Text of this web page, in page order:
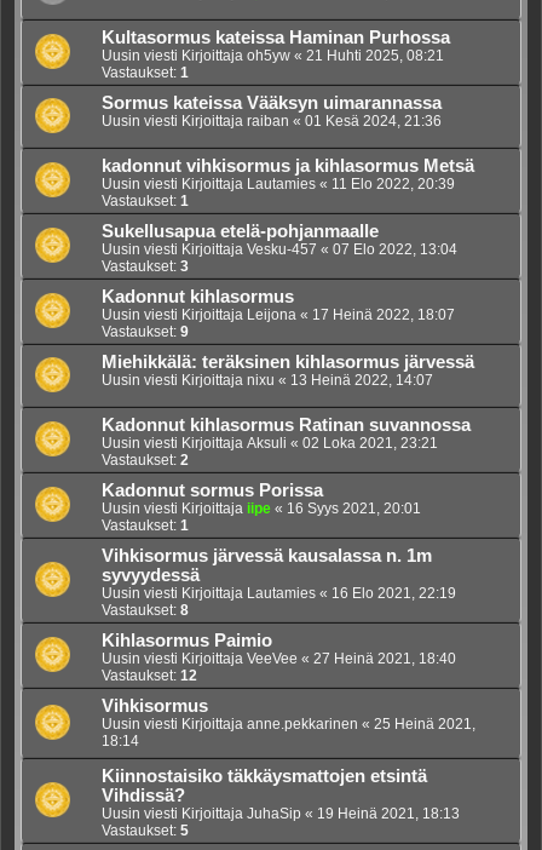
Kultasormus kateissa Haminan Purhossa
Uusin viesti Kirjoittaja oh5yw « 21 Huhti 2025, 08:21
Vastaukset: 1
Sormus kateissa Vääksyn uimarannassa
Uusin viesti Kirjoittaja raiban « 01 Kesä 2024, 21:36
kadonnut vihkisormus ja kihlasormus Metsä
Uusin viesti Kirjoittaja Lautamies « 11 Elo 2022, 20:39
Vastaukset: 1
Sukellusapua etelä-pohjanmaalle
Uusin viesti Kirjoittaja Vesku-457 « 07 Elo 2022, 13:04
Vastaukset: 3
Kadonnut kihlasormus
Uusin viesti Kirjoittaja Leijona « 17 Heinä 2022, 18:07
Vastaukset: 9
Miehikkälä: teräksinen kihlasormus järvessä
Uusin viesti Kirjoittaja nixu « 13 Heinä 2022, 14:07
Kadonnut kihlasormus Ratinan suvannossa
Uusin viesti Kirjoittaja Aksuli « 02 Loka 2021, 23:21
Vastaukset: 2
Kadonnut sormus Porissa
Uusin viesti Kirjoittaja iipe « 16 Syys 2021, 20:01
Vastaukset: 1
Vihkisormus järvessä kausalassa n. 1m
syvyydessä
Uusin viesti Kirjoittaja Lautamies « 16 Elo 2021, 22:19
Vastaukset: 8
Kihlasormus Paimio
Uusin viesti Kirjoittaja VeeVee « 27 Heinä 2021, 18:40
Vastaukset: 12
Vihkisormus
Uusin viesti Kirjoittaja anne.pekkarinen « 25 Heinä 2021,
18:14
Kiinnostaisiko täkkäysmattojen etsintä
Vihdissä?
Uusin viesti Kirjoittaja JuhaSip « 19 Heinä 2021, 18:13
Vastaukset: 5